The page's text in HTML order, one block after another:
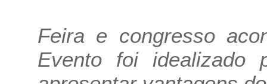
Feira e congresso
Evento foi idealizado